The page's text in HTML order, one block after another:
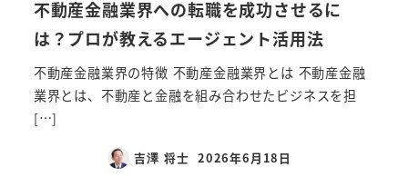
不動産金融業界への転職を成功させるに
は？プロが教えるエージェント活用法
不動産金融業界の特徴 不動産金融業界とは 不動産金融
業界とは、不動産と金融を組み合わせたビジネスを担
[…]
吉澤 将士 2026年6月18日